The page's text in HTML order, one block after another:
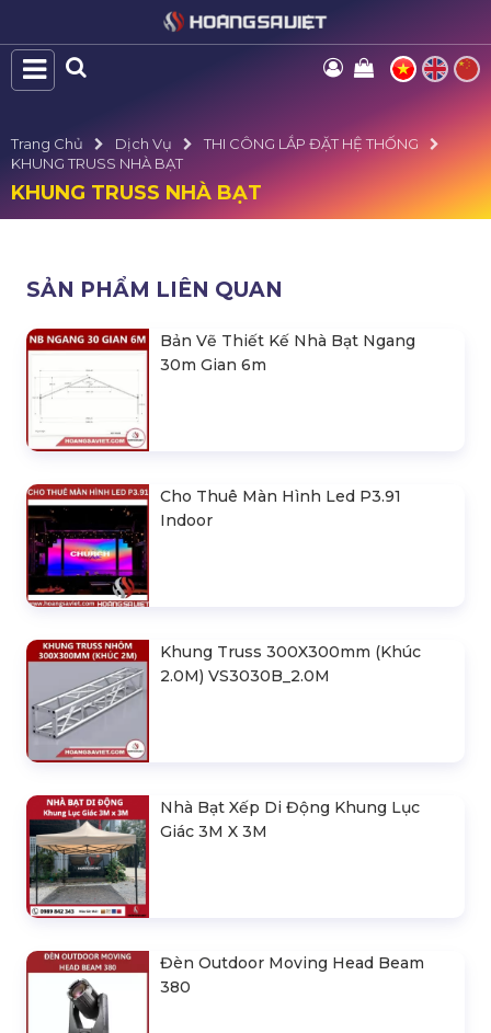
Trang Chủ Dịch Vụ
THI CÔNG LẮP ĐẶT HỆ THỐNG
KHUNG TRUSS NHÀ BẠT
KHUNG TRUSS NHÀ BẠT
SẢN PHẨM LIÊN QUAN
Bản Vẽ Thiết Kế Nhà Bạt Ngang
30m Gian 6m
Cho Thuê Màn Hình Led P3.91
Indoor
Khung Truss 300X300mm (Khúc
2.0M) VS3030B_2.0M
Nhà Bạt Xếp Di Động Khung Lục
Giác 3M X 3M
Đèn Outdoor Moving Head Beam
380